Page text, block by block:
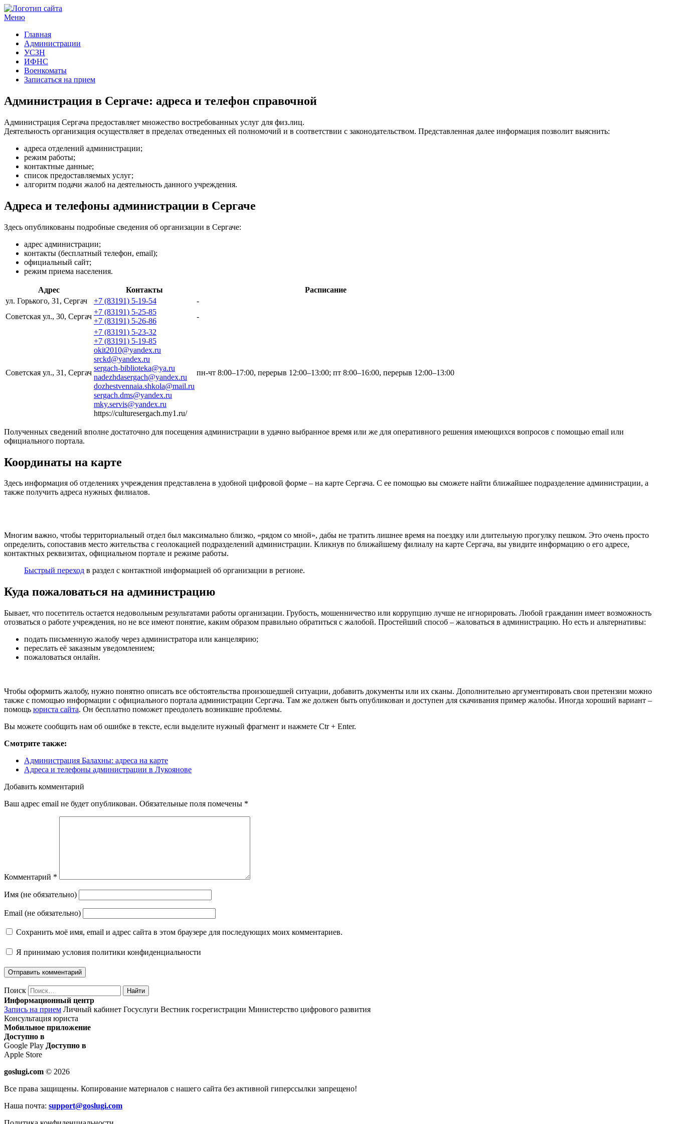
Меню
Главная
Администрации
УСЗН
ИФНС
Военкоматы
Записаться на прием
Администрация в Сергаче: адреса и телефон справочной
Администрация Сергача предоставляет множество востребованных услуг для физ.лиц.
Деятельность организация осуществляет в пределах отведенных ей полномочий и в соответствии с законодательством. Представленная далее информация позволит выяснить:
адреса отделений администрации;
режим работы;
контактные данные;
список предоставляемых услуг;
алгоритм подачи жалоб на деятельность данного учреждения.
Адреса и телефоны администрации в Сергаче
Здесь опубликованы подробные сведения об организации в Сергаче:
адрес администрации;
контакты (бесплатный телефон, email);
официальный сайт;
режим приема населения.
Адрес Контакты
Расписание
ул. Горького, 31, Сергач
+7 (83191) 5-19-54
-
Советская ул., 30, Сергач
+7 (83191) 5-25-85
+7 (83191) 5-26-86
-
Советская ул., 31, Сергач
+7 (83191) 5-23-32
+7 (83191) 5-19-85
okit2010@yandex.ru
srckd@yandex.ru
sergach-biblioteka@ya.ru
nadezhdasergach@yandex.ru
dozhestvennaia.shkola@mail.ru
sergach.dms@yandex.ru
mky.servis@yandex.ru
https://culturesergach.my1.ru/
пн-чт 8:00–17:00, перерыв 12:00–13:00; пт 8:00–16:00, перерыв 12:00–13:00
Полученных сведений вполне достаточно для посещения администрации в удачно выбранное время или же для оперативного решения имеющихся вопросов с помощью email или
официального портала.
Координаты на карте
Здесь информация об отделениях учреждения представлена в удобной цифровой форме – на карте Сергача. С ее помощью вы сможете найти ближайшее подразделение администрации, а
также получить адреса нужных филиалов.
Многим важно, чтобы территориальный отдел был максимально близко, «рядом со мной», дабы не тратить лишнее время на поездку или длительную прогулку пешком. Это очень просто
определить, сопоставив место жительства с геолокацией подразделений администрации. Кликнув по ближайшему филиалу на карте Сергача, вы увидите информацию о его адресе,
контактных реквизитах, официальном портале и режиме работы.
Быстрый переход в раздел с контактной информацией об организации в регионе.
Куда пожаловаться на администрацию
Бывает, что посетитель остается недовольным результатами работы организации. Грубость, мошенничество или коррупцию лучше не игнорировать. Любой гражданин имеет возможность
отозваться о работе учреждения, но не все имеют понятие, каким образом правильно обратиться с жалобой. Простейший способ – жаловаться в администрацию. Но есть и альтернативы:
подать письменную жалобу через администратора или канцелярию;
переслать её заказным уведомлением;
пожаловаться онлайн.
Чтобы оформить жалобу, нужно понятно описать все обстоятельства произошедшей ситуации, добавить документы или их сканы. Дополнительно аргументировать свои претензии можно
также с помощью информации с официального портала администрации Сергача. Там же должен быть опубликован и доступен для скачивания пример жалобы. Иногда хороший вариант –
помощь юриста сайта. Он бесплатно поможет преодолеть возникшие проблемы.
Вы можете сообщить нам об ошибке в тексте, если выделите нужный фрагмент и нажмете Ctr + Enter.
Смотрите также:
Администрация Балахны: адреса на карте
Адреса и телефоны администрации в Лукоянове
Добавить комментарий
Ваш адрес email не будет опубликован. Обязательные поля помечены *
Комментарий *
Имя (не обязательно)
Email (не обязательно)
Сохранить моё имя, email и адрес сайта в этом браузере для последующих моих комментариев.
Я принимаю условия политики конфиденциальности
Поиск Найти
Информационный центр
Запись на прием Личный кабинет Госуслуги Вестник госрегистрации Министерство цифрового развития
Консультация юриста
Мобильное приложение
Доступно в
Google Play Доступно в
Apple Store
goslugi.com © 2026
Все права защищены. Копирование материалов с нашего сайта без активной гиперссылки запрещено!
Наша почта: support@goslugi.com